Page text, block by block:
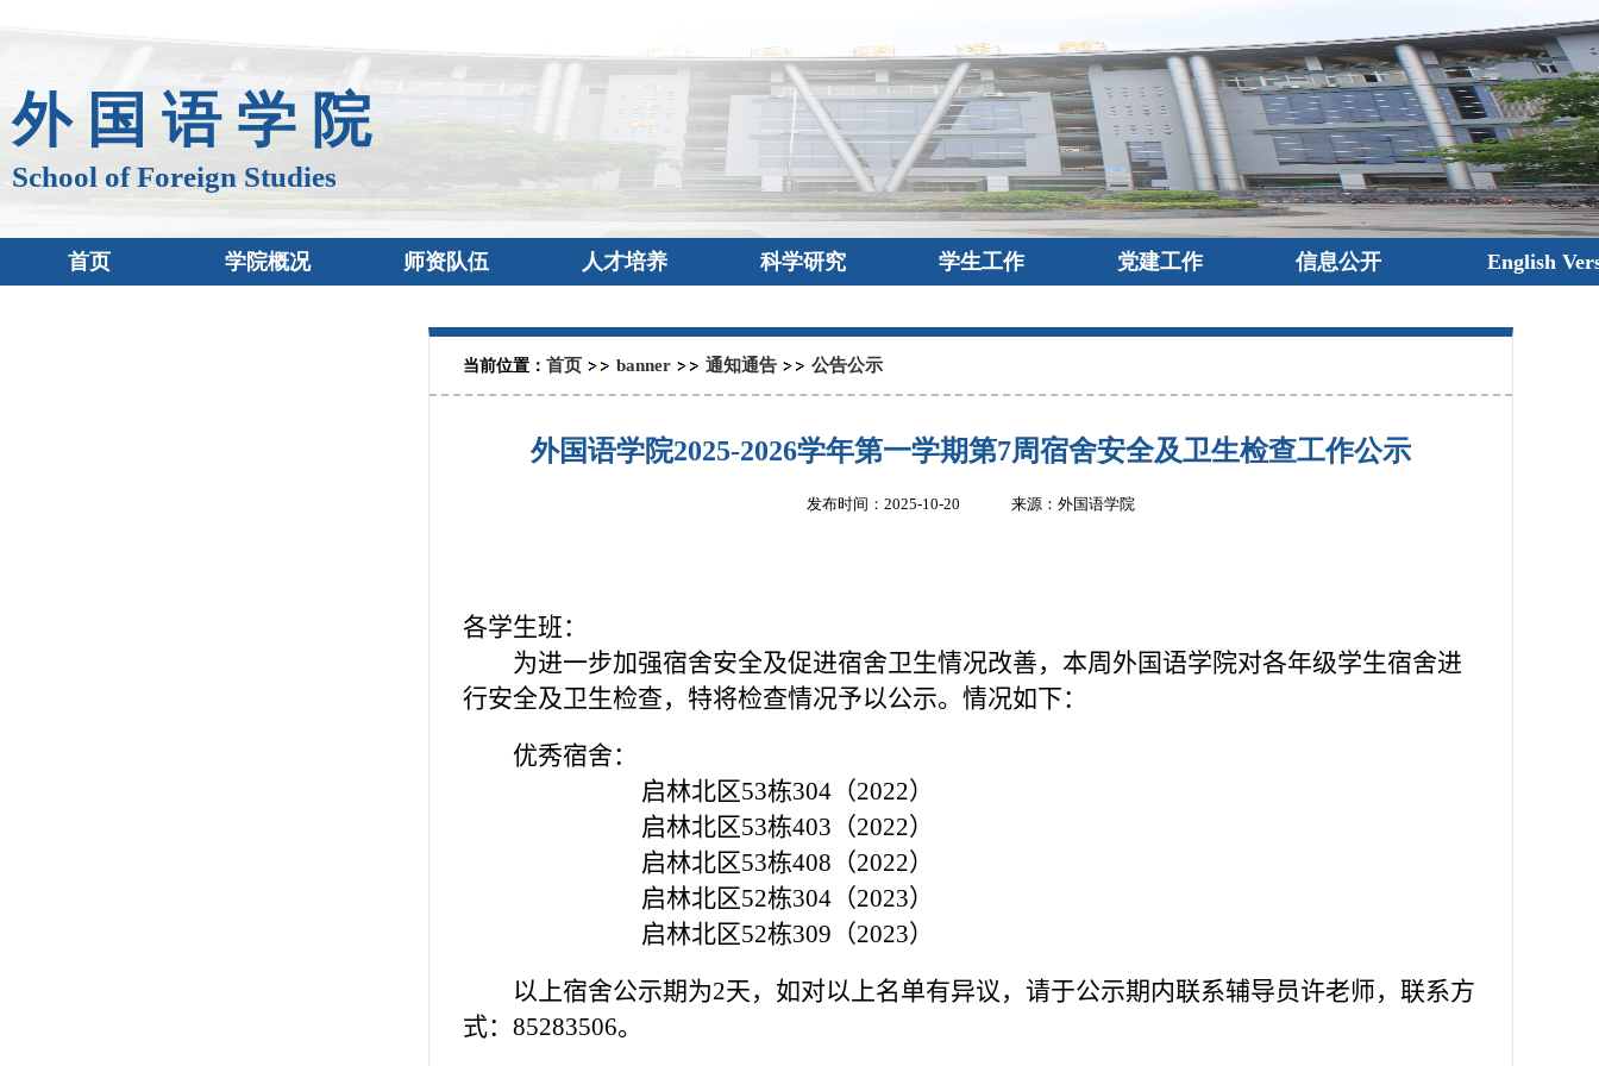
外 国 语 学 院
School of Foreign Studies
首页 学院概况 师资队伍 人才培养 科学研究 学生工作 党建工作 信息公开 English
当前位置： 首页 banner 通知通告 公告公示
外国语学院2025-2026学年第一学期第7周宿舍安全及卫生检查工作公示
发布时间：2025-10-20 来源：外国语学院
各学生班：
为进一步加强宿舍安全及促进宿舍卫生情况改善，本周外国语学院对各年级学生宿舍进
行安全及卫生检查，特将检查情况予以公示。情况如下：
优秀宿舍：
启林北区53栋304（2022）
启林北区53栋403 （2022）
启林北区53栋408 （2022）
启林北区52栋304（2023）
启林北区52栋309 （2023）
以上宿舍公示期为2天，如对以上名单有异议，请于公示期内联系辅导员许老师，联系方
式： 85283506。